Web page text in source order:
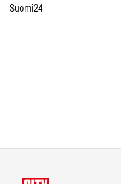
Suomi24